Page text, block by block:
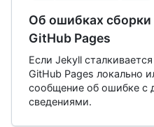
Об ошибках сборки
GitHub Pages
Если Jekyll
GitHub Pages локально
сообщение об ошибке с
сведениями.